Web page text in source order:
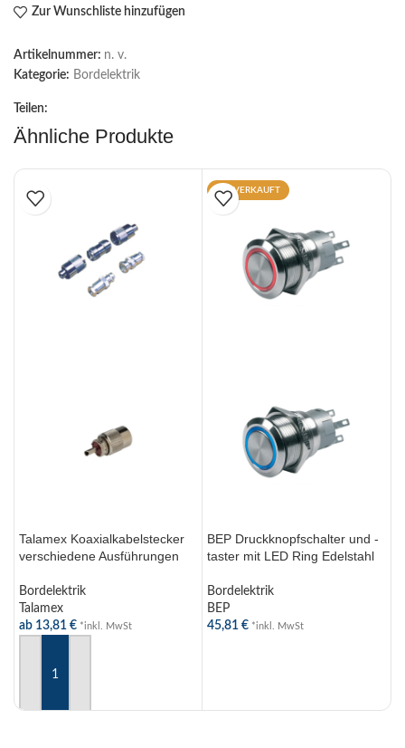
Zur Wunschliste hinzufügen
Artikelnummer: n. v.
Kategorie: Bordelektrik
Teilen:
Ähnliche Produkte
Talamex Koaxialkabelstecker
verschiedene Ausführungen
Bordelektrik
Talamex
ab 13,81 € *inkl. MwSt
AUSVERKAUFT
BEP Druckknopfschalter und -
taster mit LED Ring Edelstahl
Bordelektrik
BEP
45,81 € *inkl. MwSt